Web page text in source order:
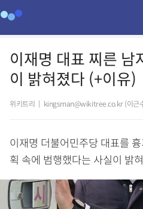
이재명 대표 찌른 남
이 밝혀졌다 (+이유)
위키트리 kingsman@wikitree.co.kr (이근
이재명 더불어민주당 대표를
획 속에 범행했다는 사실이 밝